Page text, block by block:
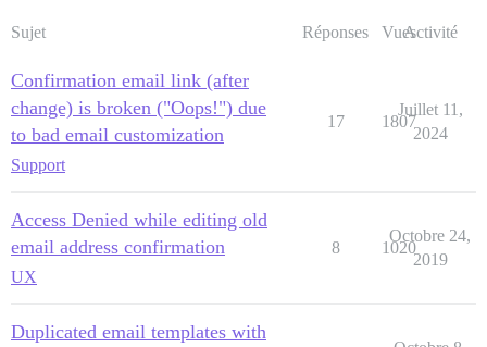
Sujet Réponses VuesActivité
Confirmation email link (after
change) is broken ("Oops!") due
to bad email customization
Support
17 1807
Juillet 11,
2024
Access Denied while editing old
email address confirmation
UX
8 1020
Octobre 24,
2019
Duplicated email templates with